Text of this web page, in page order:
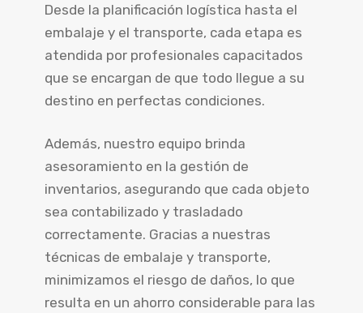
Desde la planificación logística hasta el
embalaje y el transporte, cada etapa es
atendida por profesionales capacitados
que se encargan de que todo llegue a su
destino en perfectas condiciones.
Además, nuestro equipo brinda
asesoramiento en la gestión de
inventarios, asegurando que cada objeto
sea contabilizado y trasladado
correctamente. Gracias a nuestras
técnicas de embalaje y transporte,
minimizamos el riesgo de daños, lo que
resulta en un ahorro considerable para las